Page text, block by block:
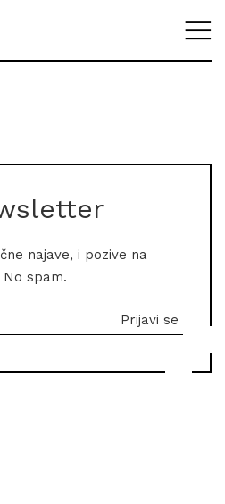
najave, i pozive na
spam.